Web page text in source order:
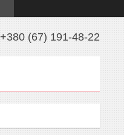
+380 (67) 191-48-22